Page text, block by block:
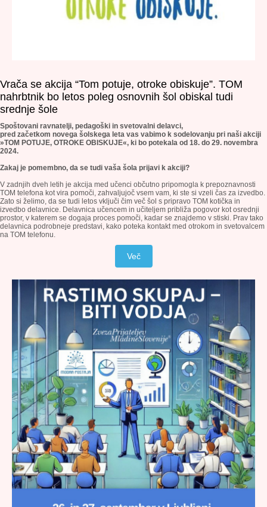
Vrača se akcija “Tom potuje, otroke obiskuje”. TOM
nahrbtnik bo letos poleg osnovnih šol obiskal tudi
srednje šole
Spoštovani ravnatelji, pedagoški in svetovalni delavci,
pred začetkom novega šolskega leta vas vabimo k sodelovanju pri naši akciji
»TOM POTUJE, OTROKE OBISKUJE«, ki bo potekala od 18. do 29. novembra
2024.
Zakaj je pomembno, da se tudi vaša šola prijavi k akciji?
V zadnjih dveh letih je akcija med učenci občutno pripomogla k prepoznavnosti
TOM telefona kot vira pomoči, zahvaljujoč vsem vam, ki ste si vzeli čas za izvedbo.
Zato si želimo, da se tudi letos vključi čim več šol s pripravo TOM kotička in
izvedbo delavnice. Delavnica učencem in učiteljem približa pogovor kot osrednji
prostor, v katerem se dogaja proces pomoči, kadar se znajdemo v stiski. Prav tako
delavnica podrobneje predstavi, kako poteka kontakt med otrokom in svetovalcem
na TOM telefonu.
Več